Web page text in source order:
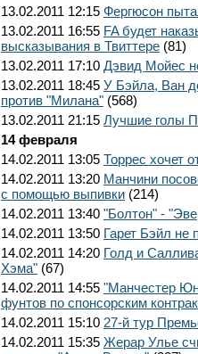
13.02.2011 12:15 Фергюсон
13.02.2011 16:55 FA будет
высказывания в Твиттере (81)
13.02.2011 17:10 Дэвид Мойес
13.02.2011 18:45 У Бэйла, Ван
против "Милана" (568)
13.02.2011 21:15 Лучшие голы
14 февраля
14.02.2011 13:05 Торрес хочет
14.02.2011 13:20 Манчини
с помощью выпивки (214)
14.02.2011 13:40 "Болтон" -
14.02.2011 13:50 Гарет Бэйл не
14.02.2011 14:20 Голд и
Хэма" (67)
14.02.2011 14:55 "Манчестер
фунтов по спонсорским
14.02.2011 15:10 27-й тур
14.02.2011 15:35 Жерар Улье